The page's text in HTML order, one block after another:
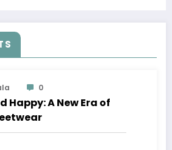
0
Happy: A New Era of